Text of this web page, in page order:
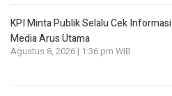
KPI Minta Publik Selalu Cek
Media Arus Utama
Agustus 8, 2026 | 1:36 pm WIB